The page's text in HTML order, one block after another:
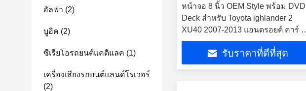
อัลฟ่า (2)
บูอิค (2)
ซีเรียโอรถยนต์แคดิแลค (1)
เครื่องเสียงรถยนต์แลนด์โรเวอร์
(2)
หน้าจอ 8 นิ้ว OEM Style พร้อม DVD
Deck สําหรับ Toyota ighlander 2
XU40 2007-2013 แอนดรอยด์ คาร์ ส
เตียโร่
รับราคาที่ดีที่สุด